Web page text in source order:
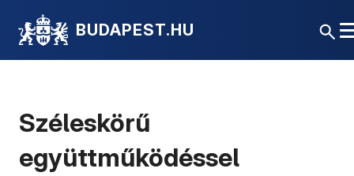
BUDAPEST.HU
Széleskörű
együttműködéssel